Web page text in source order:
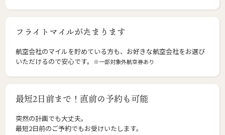
フライトマイルがたまります
航空会社のマイルを貯めている方も、お好きな航空会社をお選び
いただけるので安心です。
※一部対象外航空券あり
最短2日前まで！直前の予約も可能
突然の計画でも大丈夫。
最短2日前のご予約でもお受けいたします。